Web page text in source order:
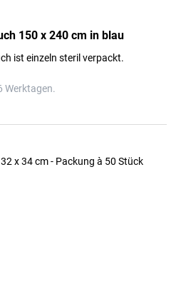
150 x 240 cm in blau
ist einzeln steril verpackt.
Werktagen.